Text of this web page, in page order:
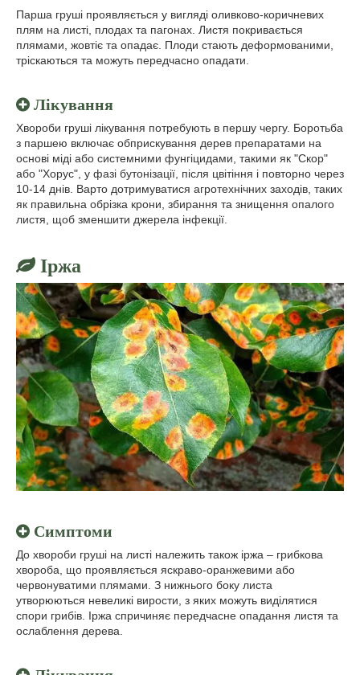
Парша груші проявляється у вигляді оливково-коричневих
плям на листі, плодах та пагонах. Листя покривається
плямами, жовтіє та опадає. Плоди стають деформованими,
тріскаються та можуть передчасно опадати.
Лікування
Хвороби груші лікування потребують в першу чергу. Боротьба
з паршею включає обприскування дерев препаратами на
основі міді або системними фунгіцидами, такими як "Скор"
або "Хорус", у фазі бутонізації, після цвітіння і повторно через
10-14 днів. Варто дотримуватися агротехнічних заходів, таких
як правильна обрізка крони, збирання та знищення опалого
листя, щоб зменшити джерела інфекції.
Іржа
Симптоми
До хвороби груші на листі належить також іржа – грибкова
хвороба, що проявляється яскраво-оранжевими або
червонуватими плямами. З нижнього боку листа
утворюються невеликі вирости, з яких можуть виділятися
спори грибів. Іржа спричиняє передчасне опадання листя та
ослаблення дерева.